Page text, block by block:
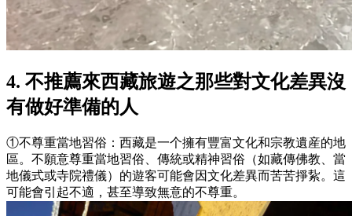
4. 不推薦來西藏旅遊之那些對文化差異沒
有做好準備的人
①不尊重當地習俗：西藏是一个擁有豐富文化和宗教遺産的地
區。不願意尊重當地習俗、傳統或精神習俗（如藏傳佛教、當
地儀式或寺院禮儀）的遊客可能會因文化差異而苦苦掙紥。這
可能會引起不適，甚至導致無意的不尊重。